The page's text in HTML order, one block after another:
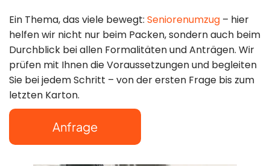
Ein Thema, das viele bewegt: Seniorenumzug – hier
helfen wir nicht nur beim Packen, sondern auch beim
Durchblick bei allen Formalitäten und Anträgen. Wir
prüfen mit Ihnen die Voraussetzungen und begleiten
Sie bei jedem Schritt – von der ersten Frage bis zum
letzten Karton.
Anfrage
Mo–So: 8:00–
22:00 Uhr